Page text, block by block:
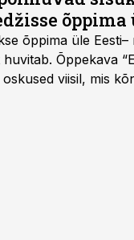
õppima
õppima üle
Õppekava
viisil, mis